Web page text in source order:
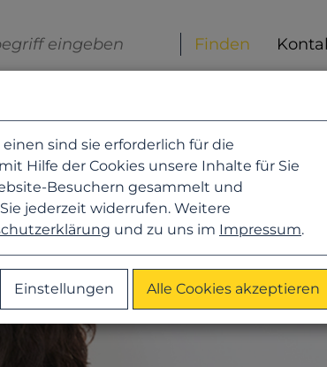
sind sie erforderlich für die
Hilfe der Cookies unsere Inhalte für Sie
Besuchern gesammelt und
jederzeit widerrufen. Weitere
und zu uns im Impressum.
Einstellungen Alle Cookies akzeptieren